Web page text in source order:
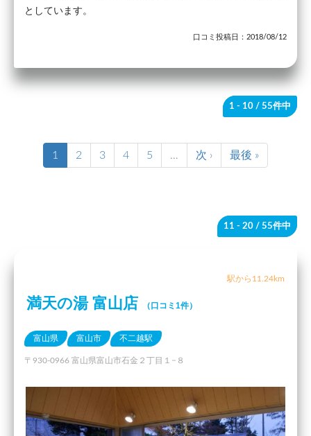
としています。
口コミ投稿日：2018/08/12
1 - 10 / 55件中
1 2 3 4 5 … 次 › 最後 »
11 - 20 / 55件中
駅から11.24km
満天の湯 富山店 （口コミ1件）
富山県 富山市 不二越駅
〒930-0966 富山県富山市石金２丁目１−８